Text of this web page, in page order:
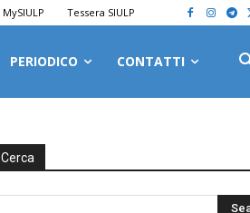
MySIULP Tessera SIULP
PERIODICO CONTATTI
Cerca